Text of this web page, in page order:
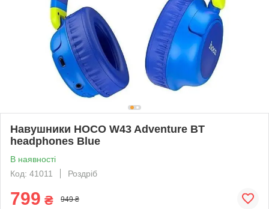
Навушники HOCO W43 Adventure BT
headphones Blue
В наявності
Код: 41011
Роздріб
799 ₴ 949 ₴